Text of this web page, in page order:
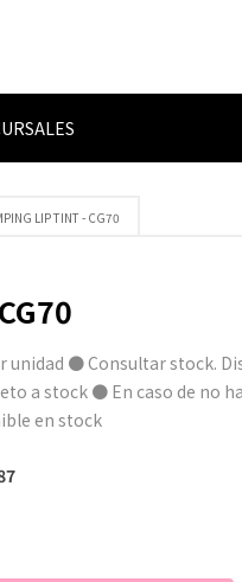
LIP TINT - CG70
unidad ● Consultar stock.
a stock ● En caso de no
en stock